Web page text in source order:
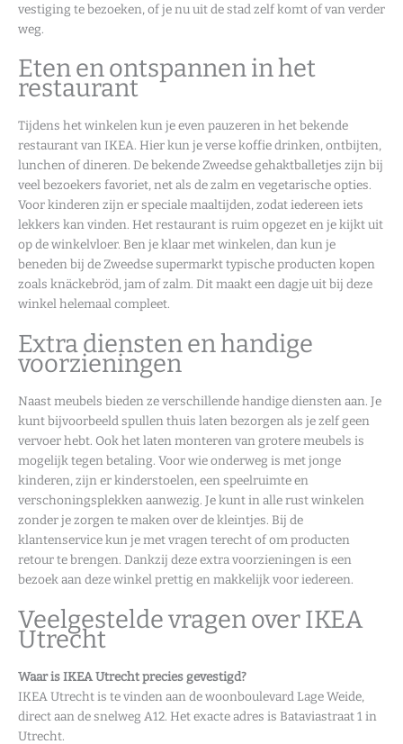
vestiging te bezoeken, of je nu uit de stad zelf komt of van verder
weg.
Eten en ontspannen in het
restaurant
Tijdens het winkelen kun je even pauzeren in het bekende
restaurant van IKEA. Hier kun je verse koffie drinken, ontbijten,
lunchen of dineren. De bekende Zweedse gehaktballetjes zijn bij
veel bezoekers favoriet, net als de zalm en vegetarische opties.
Voor kinderen zijn er speciale maaltijden, zodat iedereen iets
lekkers kan vinden. Het restaurant is ruim opgezet en je kijkt uit
op de winkelvloer. Ben je klaar met winkelen, dan kun je
beneden bij de Zweedse supermarkt typische producten kopen
zoals knäckebröd, jam of zalm. Dit maakt een dagje uit bij deze
winkel helemaal compleet.
Extra diensten en handige
voorzieningen
Naast meubels bieden ze verschillende handige diensten aan. Je
kunt bijvoorbeeld spullen thuis laten bezorgen als je zelf geen
vervoer hebt. Ook het laten monteren van grotere meubels is
mogelijk tegen betaling. Voor wie onderweg is met jonge
kinderen, zijn er kinderstoelen, een speelruimte en
verschoningsplekken aanwezig. Je kunt in alle rust winkelen
zonder je zorgen te maken over de kleintjes. Bij de
klantenservice kun je met vragen terecht of om producten
retour te brengen. Dankzij deze extra voorzieningen is een
bezoek aan deze winkel prettig en makkelijk voor iedereen.
Veelgestelde vragen over IKEA
Utrecht
Waar is IKEA Utrecht precies gevestigd?
IKEA Utrecht is te vinden aan de woonboulevard Lage Weide,
direct aan de snelweg A12. Het exacte adres is Bataviastraat 1 in
Utrecht.